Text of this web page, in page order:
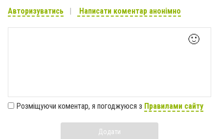
Авторизуватись Написати коментар анонімно
🙂
Розміщуючи коментар, я погоджуюся з Правилами сайту
Додати